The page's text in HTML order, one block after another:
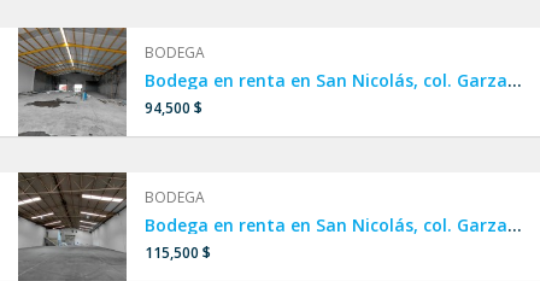
BODEGA
Bodega en renta en San Nicolás, col. Garza Cantú
94,500 $
BODEGA
Bodega en renta en San Nicolás, col. Garza Cantú, Av. Nogalar
115,500 $